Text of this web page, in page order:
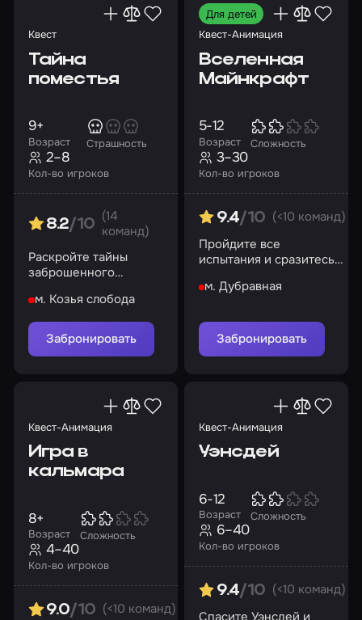
Квест
Тайна
поместья
Возраст
9+
Страшность
Кол-во игроков
2–8
8.2/10
(14
команд)
Раскройте тайны
заброшенного
м. Козья слобода
Забронировать
Для детей
Квест-Анимация
Вселенная
Майнкрафт
Возраст
5-12
Сложность
Кол-во игроков
3–30
9.4/10 (<10 команд)
Пройдите все
испытания и сразитесь с
м. Дубравная
Забронировать
Квест-Анимация
Игра в
кальмара
Возраст
8+
Сложность
Кол-во игроков
4–40
9.0/10 (<10 команд)
Квест-Анимация
Уэнсдей
Возраст
6-12
Сложность
Кол-во игроков
6–40
9.4/10 (<10 команд)
Спасите Уэнсдей и